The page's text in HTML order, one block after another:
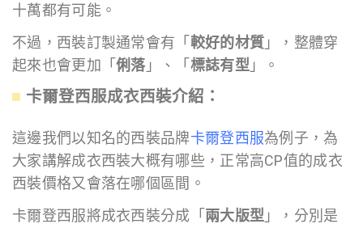
十萬都有可能。
不過，西裝訂製通常會有「較好的材質 」，整體穿
起來也會更加「俐落」、「標誌有型 」。
卡爾登西服成衣西裝介紹：
這邊我們以知名的西裝品牌卡爾登西服為例子，為
大家講解成衣西裝大概有哪些，正常高CP值的成衣
西裝價格又會落在哪個區間。
卡爾登西服將成衣西裝分成「兩大版型 」，分別是